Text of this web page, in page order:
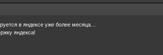
в яндексе уже более месяца…
яндекса!